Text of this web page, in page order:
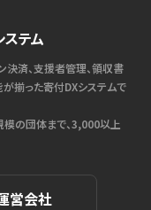
テム
決済、支援者管理、領収書
揃った寄付DXシステムで
の団体まで、3,000以上
営会社